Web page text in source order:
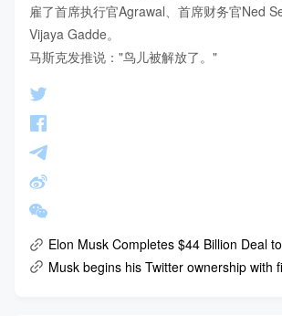
雇了首席执行官Agrawal、首席财务官Ned
Vijaya Gadde。
马斯克发推说："鸟儿被解放了。"
Elon Musk Completes $44 Billion Deal
Musk begins his Twitter ownership